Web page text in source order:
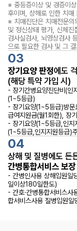
※ 중등증이상 및 경증이
후이며, 상해로 인한 치매
※ 치매진단은 치매전문
및 정신상태 평가, 신체진
검사실검사, 뇌영상검사
으로 필요한 검사 및 그
03
장기요양 판정에도
(해당 특약 가입 시)
- 장기간병요양진단비(인
(1~5등급)
- 장기요양(1~5등급)방문
급여지원금(월1회한), 장
- 장기요양(1~5등급,인지
(1~5등급,인지지원등급)
04
상해 및 질병에도 든
간병통합서비스 보장
- 간병인사용 상해입원일
일이상180일한도)
- 간호·간병통합서비스사
합서비스사용 질병입원